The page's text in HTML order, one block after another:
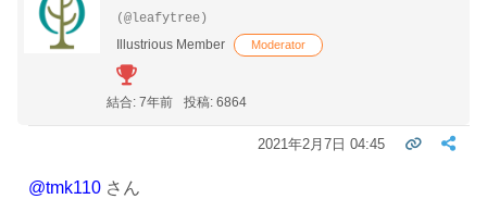
(@leafytree)
Illustrious Member
Moderator
結合: 7年前 投稿: 6864
2021年2月7日 04:45
@tmk110 さん